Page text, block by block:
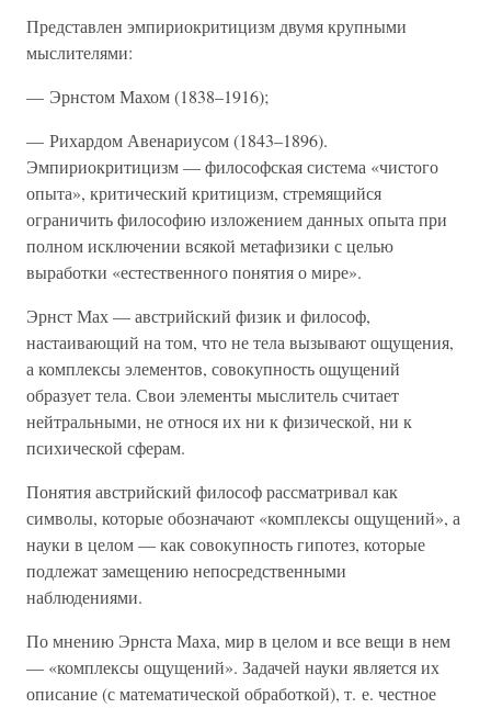
Представлен эмпириокритицизм двумя крупными
мыслителями:
— Эрнстом Махом (1838–1916);
— Рихардом Авенариусом (1843–1896).
Эмпириокритицизм — философская система «чистого
опыта», критический критицизм, стремящийся
ограничить философию изложением данных опыта при
полном исключении всякой метафизики с целью
выработки «естественного понятия о мире».
Эрнст Мах — австрийский физик и философ,
настаивающий на том, что не тела вызывают ощущения,
а комплексы элементов, совокупность ощущений
образует тела. Свои элементы мыслитель считает
нейтральными, не относя их ни к физической, ни к
психической сферам.
Понятия австрийский философ рассматривал как
символы, которые обозначают «комплексы ощущений», а
науки в целом — как совокупность гипотез, которые
подлежат замещению непосредственными
наблюдениями.
По мнению Эрнста Маха, мир в целом и все вещи в нем
— «комплексы ощущений». Задачей науки является их
описание (с математической обработкой), т. е. честное